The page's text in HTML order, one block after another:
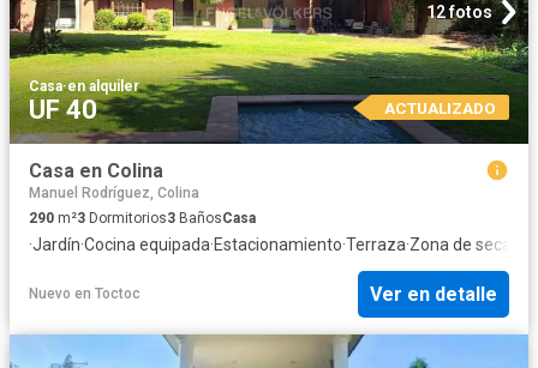
12 fotos
Casa·en alquiler
UF 40 ACTUALIZADO
Casa en Colina
Manuel Rodríguez, Colina
290 m²3 Dormitorios3 BañosCasa
·Jardín·Cocina equipada·Estacionamiento·Terraza·Zona de secado
Nuevo en Toctoc Ver en detalle